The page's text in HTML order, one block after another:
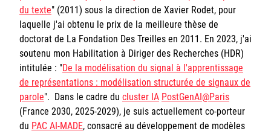
du texte" (2011) sous la direction de Xavier Rodet, pour
laquelle j'ai obtenu le prix de la meilleure thèse de
doctorat de La Fondation Des Treilles en 2011. En 2023, j'ai
soutenu mon Habilitation à Diriger des Recherches (HDR)
intitulée : "De la modélisation du signal à l'apprentissage
de représentations : modélisation structurée de signaux de
parole". Dans le cadre du cluster IA PostGenAI@Paris
(France 2030, 2025-2029), je suis actuellement co-porteur
du PAC AI-MADE, consacré au développement de modèles